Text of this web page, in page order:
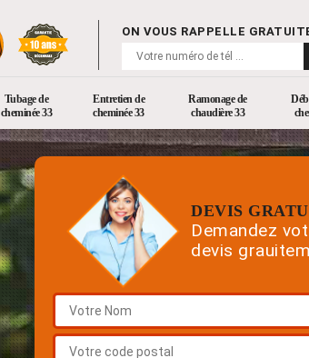
ON VOUS RAPPELLE
Tubage de
cheminée 33
Entretien de
cheminée 33
Ramonage de
chaudière 33
DEVIS
Demandez
devis